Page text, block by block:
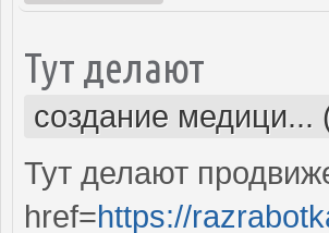
Тут делают
создание медици...
Тут делают
href=https://